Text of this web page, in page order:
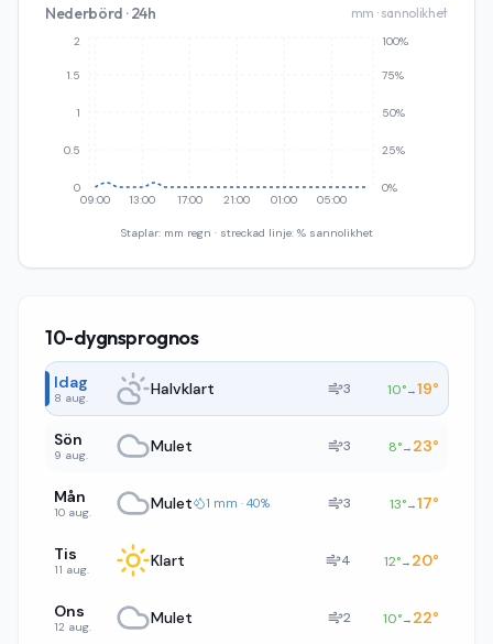
Nederbörd · 24h mm · sannolikhet
09:00 13:00 17:00 21:00 01:00 05:00
0
0.5
1
1.5
2
0%
25%
50%
75%
100%
Staplar: mm regn · streckad linje: % sannolikhet
10-dygnsprognos
Idag
8 aug. Halvklart 3 10°→19°
Sön
9 aug. Mulet 3 8°→ 23°
Mån
10 aug. Mulet 1 mm · 40% 3 13°→17°
Tis
11 aug. Klart 4 12°→ 20°
Ons
12 aug. Mulet 2 10°→ 22°